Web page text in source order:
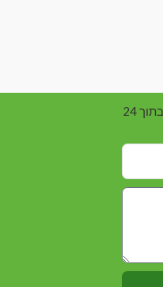
השאירו כאן פרטים, ונציג יחזור אליכם בתוך 24